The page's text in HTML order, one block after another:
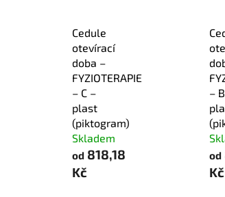
Cedule
otevírací
doba –
FYZIOTERAPIE
– C –
plast
(piktogram)
Skladem
od 818,18
Kč
–
od
Kč